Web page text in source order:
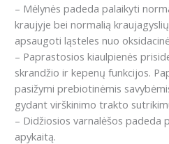
– Mėlynės padeda palaikyti
kraujyje bei normalią
apsaugoti ląsteles nuo
– Paprastosios kiaulpienės
skrandžio ir kepenų funkcijos.
pasižymi prebiotinėmis
gydant virškinimo trakto
– Didžiosios varnalėšos padeda
apykaitą.